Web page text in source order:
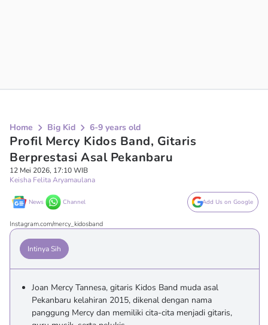
Home Big Kid 6-9 years old
Profil Mercy Kidos Band, Gitaris
Berprestasi Asal Pekanbaru
12 Mei 2026, 17:10 WIB
Keisha Felita Aryamaulana
News Channel Add Us on Google
Instagram.com/mercy_kidosband
Intinya Sih
Joan Mercy Tannesa, gitaris Kidos Band muda asal
Pekanbaru kelahiran 2015, dikenal dengan nama
panggung Mercy dan memiliki cita-cita menjadi gitaris,